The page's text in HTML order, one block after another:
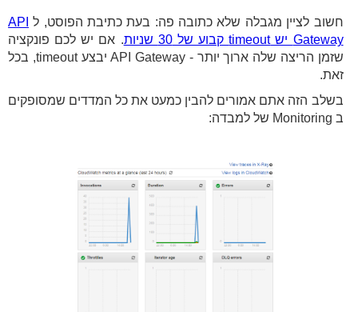
חשוב לציין מגבלה שלא כתובה פה: בעת כתיבת הפוסט, ל API
Gateway יש timeout קבוע של 30 שניות
. אם יש לכם פונקציה
שזמן הריצה שלה ארוך יותר - API Gateway יבצע timeout, בכל
זאת.
בשלב הזה אתם אמורים להבין כמעט את כל המדדים שמסופקים
ב Monitoring של למבדה: